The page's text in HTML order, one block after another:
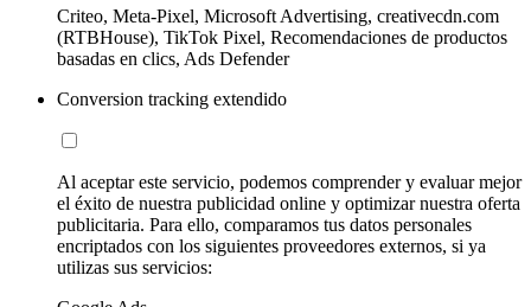
Criteo, Meta-Pixel, Microsoft Advertising, creativecdn.com
(RTBHouse), TikTok Pixel, Recomendaciones de productos
basadas en clics, Ads Defender
Conversion tracking extendido
Al aceptar este servicio, podemos comprender y evaluar mejor
el éxito de nuestra publicidad online y optimizar nuestra oferta
publicitaria. Para ello, comparamos tus datos personales
encriptados con los siguientes proveedores externos, si ya
utilizas sus servicios: